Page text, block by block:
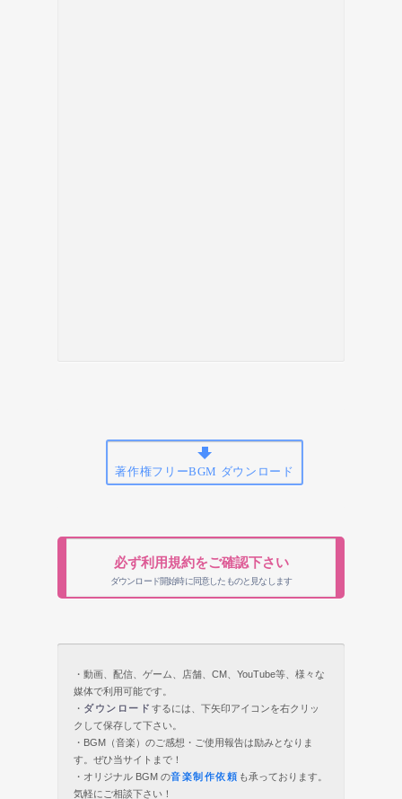
著作権フリーBGM ダウンロード
必ず利用規約をご確認下さい
ダウンロード開始時に同意したものと見なします
・動画、配信、ゲーム、店舗、CM、YouTube等、様々な
媒体で利用可能です。
・ ダウンロード するには、下矢印アイコンを右クリッ
クして保存して下さい。
・BGM（音楽）のご感想・ご使用報告は励みとなりま
す。ぜひ当サイトまで！
・オリジナル BGM の音楽制作依頼 も承っております。
気軽にご相談下さい！